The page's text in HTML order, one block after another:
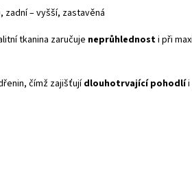
zadní – vyšší, zastavěná
tkanina zaručuje neprůhlednosti při
čímž zajišťujídlouhotrvající pohodlíi